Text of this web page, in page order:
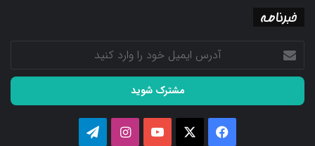
خبرنامه
آدرس
ایمیل
خود
وارد
فیسبوک ایکسیوتیوباینستاگرامتلگرام